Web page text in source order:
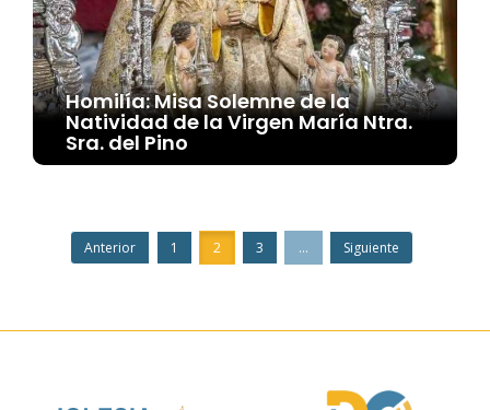
Homilía: Misa Solemne de la
Natividad de la Virgen María Ntra.
Sra. del Pino
Anterior 1 2 3 ... Siguiente